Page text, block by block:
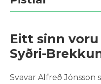
Eitt sinn
Syðri-
Svavar Alfreð Jónsson